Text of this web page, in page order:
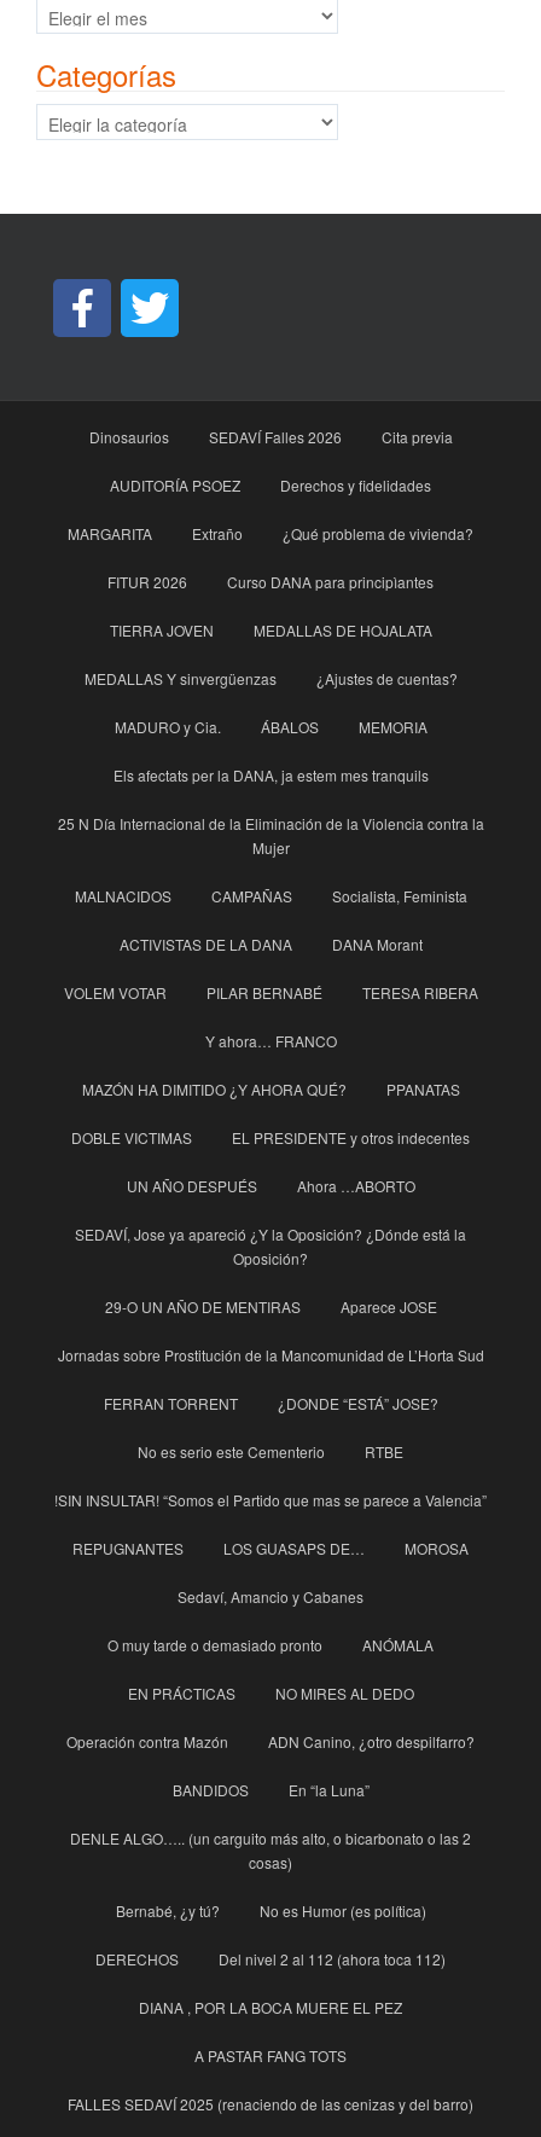
Archivos
Categorías
Categorías
Dinosaurios SEDAVÍ Falles 2026 Cita previa
AUDITORÍA PSOEZ Derechos y fidelidades
MARGARITA Extraño ¿Qué problema de vivienda?
FITUR 2026 Curso DANA para principìantes
TIERRA JOVEN MEDALLAS DE HOJALATA
MEDALLAS Y sinvergüenzas ¿Ajustes de cuentas?
MADURO y Cia. ÁBALOS MEMORIA
Els afectats per la DANA, ja estem mes tranquils
25 N Día Internacional de la Eliminación de la Violencia contra la
Mujer
MALNACIDOS CAMPAÑAS Socialista, Feminista
ACTIVISTAS DE LA DANA DANA Morant
VOLEM VOTAR PILAR BERNABÉ TERESA RIBERA
Y ahora… FRANCO
MAZÓN HA DIMITIDO ¿Y AHORA QUÉ? PPANATAS
DOBLE VICTIMAS EL PRESIDENTE y otros indecentes
UN AÑO DESPUÉS Ahora …ABORTO
SEDAVÍ, Jose ya apareció ¿Y la Oposición? ¿Dónde está la
Oposición?
29-O UN AÑO DE MENTIRAS Aparece JOSE
Jornadas sobre Prostitución de la Mancomunidad de L’Horta Sud
FERRAN TORRENT ¿DONDE “ESTÁ” JOSE?
No es serio este Cementerio RTBE
!SIN INSULTAR! “Somos el Partido que mas se parece a Valencia”
REPUGNANTES LOS GUASAPS DE… MOROSA
Sedaví, Amancio y Cabanes
O muy tarde o demasiado pronto ANÓMALA
EN PRÁCTICAS NO MIRES AL DEDO
Operación contra Mazón ADN Canino, ¿otro despilfarro?
BANDIDOS En “la Luna”
DENLE ALGO….. (un carguito más alto, o bicarbonato o las 2
cosas)
Bernabé, ¿y tú? No es Humor (es política)
DERECHOS Del nivel 2 al 112 (ahora toca 112)
DIANA , POR LA BOCA MUERE EL PEZ
A PASTAR FANG TOTS
FALLES SEDAVÍ 2025 (renaciendo de las cenizas y del barro)